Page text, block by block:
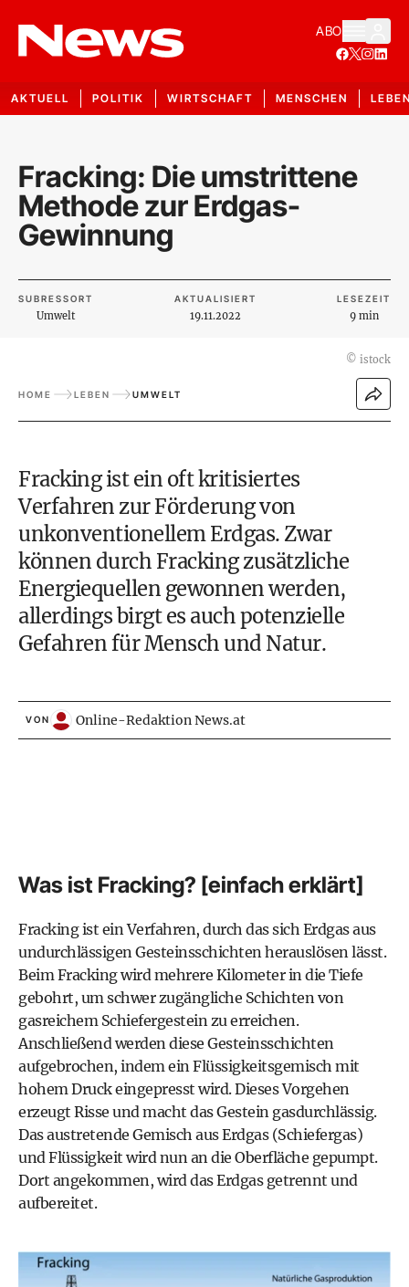
ABO
AKTUELL POLITIK WIRTSCHAFT MENSCHEN
Fracking: Die umstrittene
Methode zur Erdgas-
Gewinnung
SUBRESSORT
Umwelt
AKTUALISIERT
19.11.2022
LESEZEIT
9 min
© istock
HOME LEBEN UMWELT
Fracking ist ein oft kritisiertes
Verfahren zur Förderung von
unkonventionellem Erdgas. Zwar
können durch Fracking zusätzliche
Energiequellen gewonnen werden,
allerdings birgt es auch potenzielle
Gefahren für Mensch und Natur.
VON Online-Redaktion News.at
Was ist Fracking? [einfach erklärt]
Fracking ist ein Verfahren, durch das sich Erdgas aus
undurchlässigen Gesteinsschichten herauslösen lässt.
Beim Fracking wird mehrere Kilometer in die Tiefe
gebohrt, um schwer zugängliche Schichten von
gasreichem Schiefergestein zu erreichen.
Anschließend werden diese Gesteinsschichten
aufgebrochen, indem ein Flüssigkeitsgemisch mit
hohem Druck eingepresst wird. Dieses Vorgehen
erzeugt Risse und macht das Gestein gasdurchlässig.
Das austretende Gemisch aus Erdgas (Schiefergas)
und Flüssigkeit wird nun an die Oberfläche gepumpt.
Dort angekommen, wird das Erdgas getrennt und
aufbereitet.